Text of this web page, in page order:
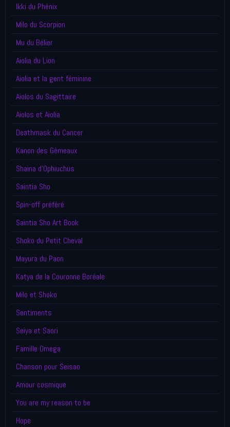
Ikki du Phénix
Milo du Scorpion
Mu du Bélier
Aiolia du Lion
Aiolia et la gent féminine
Aiolos du Sagittaire
Aiolos et Aiolia
Deathmask du Cancer
Kanon des Gémeaux
Shaina d'Ophiuchus
Saintia Sho
Spin-off préféré
Saintia Sho Art Book
Shoko du Petit Cheval
Mayura du Paon
Katya de la Couronne Boréale
Milo et Shoko
Sentiments
Seiya et Saori
Famille Omega
Chanson pour Seisao
Amour cosmique
You are my reason to be
Hope